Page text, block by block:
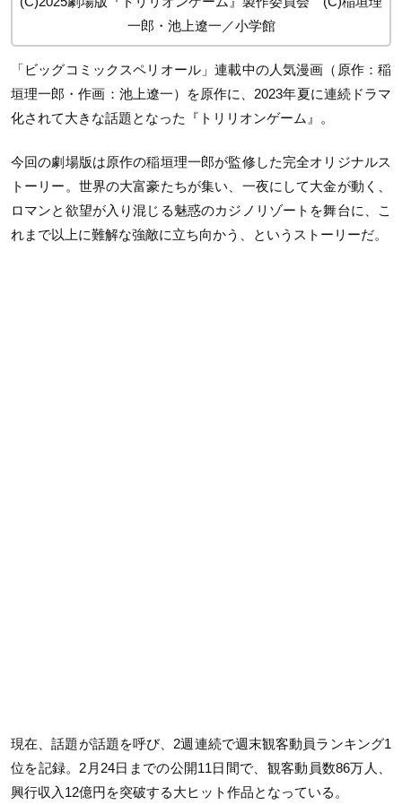
一郎・池上遼一／小学館
「ビッグコミックスペリオール」連載中の人気漫画（原作：稲
垣理一郎・作画：池上遼一）を原作に、2023年夏に連続ドラマ
化されて大きな話題となった『トリリオンゲーム』。
今回の劇場版は原作の稲垣理一郎が監修した完全オリジナルス
トーリー。世界の大富豪たちが集い、一夜にして大金が動く、
ロマンと欲望が入り混じる魅惑のカジノリゾートを舞台に、こ
れまで以上に難解な強敵に立ち向かう、というストーリーだ。
現在、話題が話題を呼び、2週連続で週末観客動員ランキング1
位を記録。2月24日までの公開11日間で、観客動員数86万人、
興行収入12億円を突破する大ヒット作品となっている。